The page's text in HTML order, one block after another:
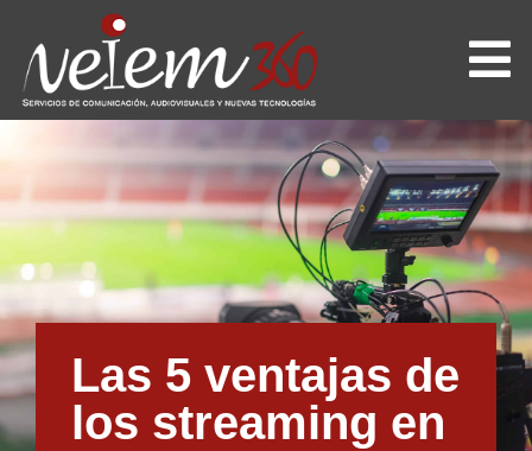
Las 5 ventajas de
los streaming en